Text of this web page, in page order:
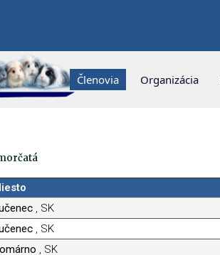
Členovia Organizácia
, SK
, SK
, SK